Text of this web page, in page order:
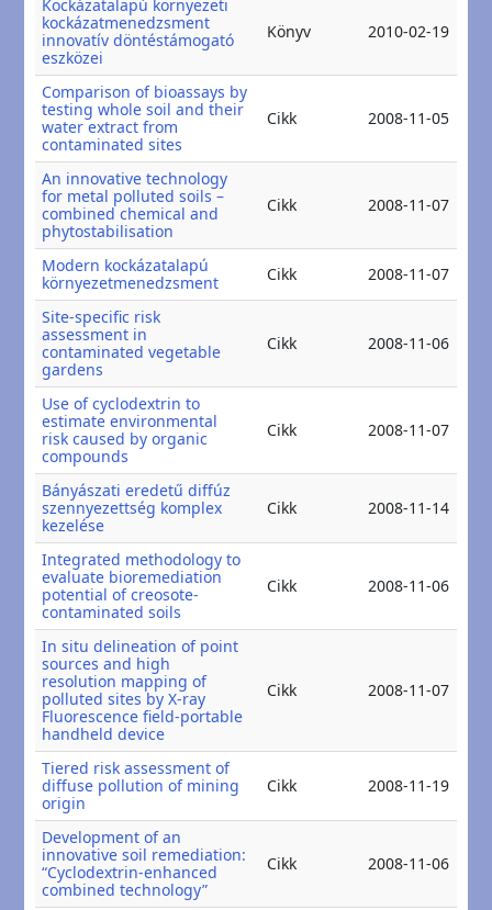
Kockázatalapú környezeti
kockázatmenedzsment
innovatív döntéstámogató
eszközei
Könyv 2010-02-19
Comparison of bioassays by
testing whole soil and their
water extract from
contaminated sites
Cikk 2008-11-05
An innovative technology
for metal polluted soils –
combined chemical and
phytostabilisation
Cikk 2008-11-07
Modern kockázatalapú
környezetmenedzsment
Cikk 2008-11-07
Site-specific risk
assessment in
contaminated vegetable
gardens
Cikk 2008-11-06
Use of cyclodextrin to
estimate environmental
risk caused by organic
compounds
Cikk 2008-11-07
Bányászati eredetű diffúz
szennyezettség komplex
kezelése
Cikk 2008-11-14
Integrated methodology to
evaluate bioremediation
potential of creosote-
contaminated soils
Cikk 2008-11-06
In situ delineation of point
sources and high
resolution mapping of
polluted sites by X-ray
Fluorescence field-portable
handheld device
Cikk 2008-11-07
Tiered risk assessment of
diffuse pollution of mining
origin
Cikk 2008-11-19
Development of an
innovative soil remediation:
“Cyclodextrin-enhanced
combined technology”
Cikk 2008-11-06